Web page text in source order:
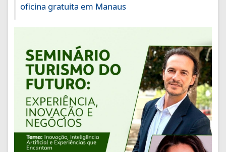
oficina gratuita em Manaus